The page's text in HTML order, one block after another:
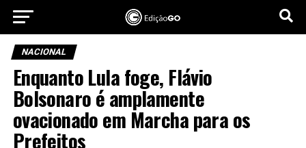
NACIONAL
Enquanto Lula foge, Flávio
Bolsonaro é amplamente
ovacionado em Marcha para os
Prefeitos